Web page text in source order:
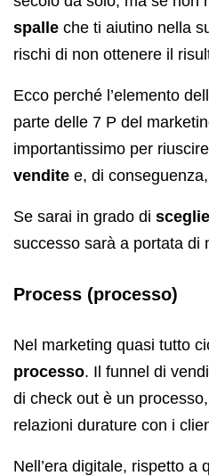
spalle che ti aiutino nella
rischi di non ottenere il
Ecco perché l’elemento
parte delle 7 P del
importantissimo per
vendite e, di
Se sarai in grado di
successo sarà a portata di
Process (processo)
Nel marketing quasi tutto
processo. Il funnel di
di check out è un
relazioni durature con i
Nell’era digitale, rispetto a